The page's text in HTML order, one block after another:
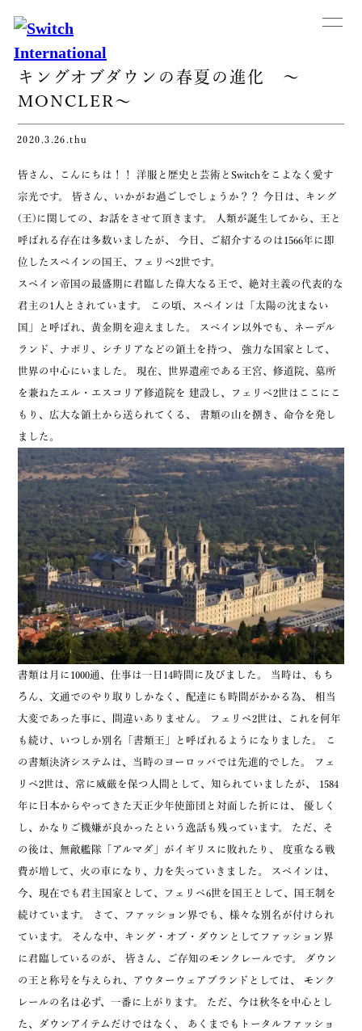
キングオブダウンの春夏の進化 ～
MONCLER～
2020.3.26.thu
皆さん、こんにちは！！ 洋服と歴史と芸術とSwitchをこよなく愛す
宗光です。 皆さん、いかがお過ごしでしょうか？？ 今日は、キング
(王)に関しての、お話をさせて頂きます。 人類が誕生してから、王と
呼ばれる存在は多数いましたが、 今日、ご紹介するのは1566年に即
位したスペインの国王、フェリペ2世です。
スペイン帝国の最盛期に君臨した偉大なる王で、絶対主義の代表的な
君主の1人とされています。 この頃、スペインは「太陽の沈まない
国」と呼ばれ、黄金期を迎えました。 スペイン以外でも、ネーデル
ランド、ナポリ、シチリアなどの領土を持つ、 強力な国家として、
世界の中心にいました。 現在、世界遺産である王宮、修道院、墓所
を兼ねたエル・エスコリア修道院を 建設し、フェリペ2世はここにこ
もり、広大な領土から送られてくる、 書類の山を捌き、命令を発し
ました。
書類は月に1000通、仕事は一日14時間に及びました。 当時は、もち
ろん、文通でのやり取りしかなく、配達にも時間がかかる為、 相当
大変であった事に、間違いありません。 フェリペ2世は、これを何年
も続け、いつしか別名「書類王」と呼ばれるようになりました。 こ
の書類決済システムは、当時のヨーロッパでは先進的でした。 フェ
リペ2世は、常に威厳を保つ人間として、知られていましたが、 1584
年に日本からやってきた天正少年使節団と対面した折には、 優しく
し、かなりご機嫌が良かったという逸話も残っています。 ただ、そ
の後は、無敵艦隊「アルマダ」がイギリスに敗れたり、 度重なる戦
費が増して、火の車になり、力を失っていきました。 スペインは、
今、現在でも君主国家として、フェリペ6世を国王として、国王制を
続けています。 さて、ファッション界でも、様々な別名が付けられ
ています。 そんな中、キング・オブ・ダウンとしてファッション界
に君臨しているのが、 皆さん、ご存知のモンクレールです。 ダウン
の王と称号を与えられ、アウターウェアブランドとしては、 モンク
レールの名は必ず、一番に上がります。 ただ、今は秋冬を中心とし
た、ダウンアイテムだけではなく、 あくまでもトータルファッショ